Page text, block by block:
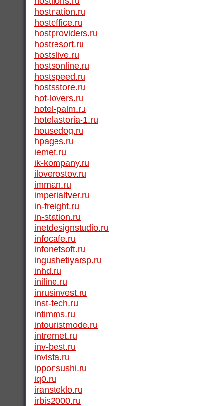
hostnation.ru
hostoffice.ru
hostproviders.ru
hostresort.ru
hostslive.ru
hostsonline.ru
hostspeed.ru
hostsstore.ru
hot-lovers.ru
hotel-palm.ru
hotelastoria-1.ru
housedog.ru
hpages.ru
iemet.ru
ik-kompany.ru
iloverostov.ru
imman.ru
imperialtver.ru
in-freight.ru
in-station.ru
inetdesignstudio.ru
infocafe.ru
infonetsoft.ru
ingushetiyarsp.ru
inhd.ru
iniline.ru
inrusinvest.ru
inst-tech.ru
intimms.ru
intouristmode.ru
intrernet.ru
inv-best.ru
invista.ru
ipponsushi.ru
iq0.ru
iransteklo.ru
irbis2000.ru